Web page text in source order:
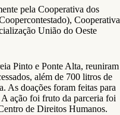
pela Cooperativa dos
Cooperativa
União do Oeste
Pinto e Ponte Alta, reuniram
além de 700 litros de
As doações foram feitas para
ação foi fruto da parceria foi
de Direitos Humanos.